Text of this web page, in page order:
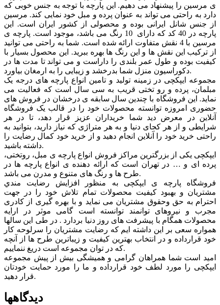
ی مرسین را پیشنهاد می دهیم. این پارچه با توجه به جنس خوبی که
دارد به راحتی می تواند به عنوان پرده و مبل خود نمایی کند. مرسین
از جنس شانل ایرانی بوده و محصولی از کشور ایران است. این
پارچه در 40 کد که دارای 10 رنگ می باشد، موجود است. پارچه ی
مرسین با 4 نقش متفاوت ارائه شده است. شما به راحتی می توانید
از ترکیب این نقش ها و این رنگ ها بهره ببرید. این محصول بسیار با
کیفیت بوده و طول عمر بلندی را داراست و می تواند تا مدت ها در
دکوراسیون منزل شما بدرخشد و زیبایی را به ارمغان بیاورد.
مجموعه ایپکچی در زمینه تولید و تامین انواع پارچه های درجه یک
مبلمان، پرده و رو تختی قریب به سی سال است که فعالیت می
نماید. این فروشگاه با چندین سال سابقه ی درخشان در فروش های
حضوری امروزه توانسته محصولات خود را در قالب یک فروشگاه
آنلاین در معرض دید شما خریداران عزیز قرار دهد، تا در هر
شرایطی و از هر کجای دنیا و به هر متراژی که نیاز دارید، بتوانید به
راحتی خرید خود را آنلاین انجام دهید و از خرید خود کمال رضایت را
داشته باشید.
ایپکچی یکی از بزرگترین مراکز فروش انواع پارچه ی مبل، روتختی،
پرده ای و … در تهران است که ارائه دهنده ی انواع پارچه ها در
طرح ها و رنگ های متنوع و مدرن می باشد.
فروشگاه پارچه ی ایپکچی به منظور افزايش رضايت مندي
مشتريان و بهبود کيفيت محصولات تمام تلاش خود را در جهت
احترام به حق وحقوق مشتريان می نماید و با بهره گیری از کادری
مجرب و نیروهای توانمند توانسته است گامی موثر در ارايه
محصولات همگام با پیشرفت های روز دنیا بردارد . در طی این سالها
همواره سعی بر این داشته ایم که رضایت مشتریان را سرلوحه کار
خود قرارداده و در انتخاب بهترین کیفیت و زیباترین طرح ها از آنچه
که در توان مجموعه است دریغ ننماییم.
امید است شما همراهان گرامی و همیشگی بیش از پیش مجموعه
ایپکچی را مورد لطف خود قرارداده و ما را مورد حمایت خودتان
قرار دهید.
دیدگاهها